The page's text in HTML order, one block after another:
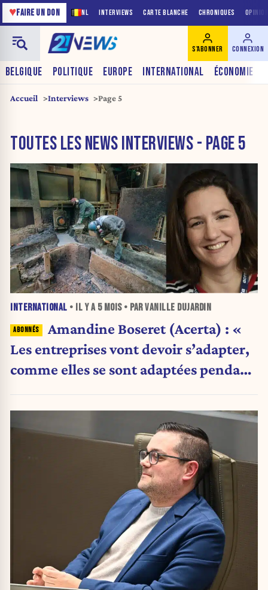
NL INTERVIEWS CARTE BLANCHE CHRONIQUES
♥FAIRE UN DON
BELGIQUE POLITIQUE EUROPE INTERNATIONAL ÉCONOMIE
S'ABONNER CONNEXION
Accueil Interviews Page 5
TOUTES LES NEWS INTERVIEWS - PAGE 5
INTERNATIONAL • IL Y A 5 MOIS• PAR VANILLE DUJARDIN
Amandine Boseret (Acerta) : «
Les entreprises vont devoir s’adapter,
comme elles se sont adaptées pendant